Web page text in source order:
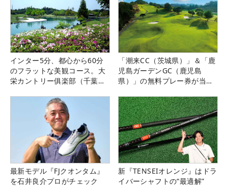
インター5分、都心から60分
のフラットな美観コース。大
栄カントリー俱楽部（千葉
「潮来CC（茨城県）」＆「鹿
児島ガーデンGC（鹿児島
県）」の無料プレー券が当た
最新モデル『FJクオンタム』
を石井良介プロがチェック
新『TENSEIオレンジ』はドラ
イバーシャフトの“最適解”